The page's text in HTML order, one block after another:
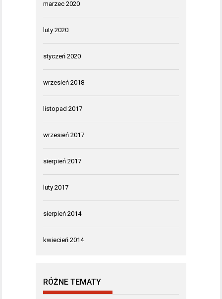
marzec 2020
luty 2020
styczeń 2020
wrzesień 2018
listopad 2017
wrzesień 2017
sierpień 2017
luty 2017
sierpień 2014
kwiecień 2014
RÓŻNE TEMATY